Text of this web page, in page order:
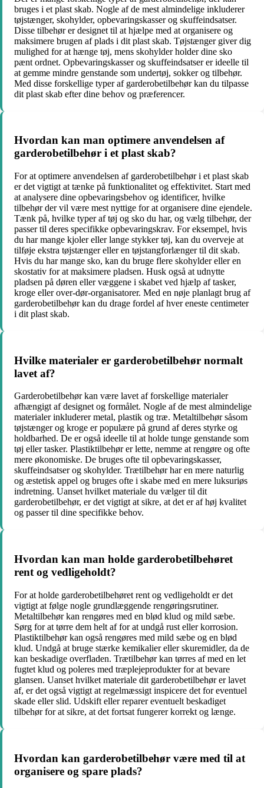
bruges i et plast skab. Nogle af de mest almindelige inkluderer
tøjstænger, skohylder, opbevaringskasser og skuffeindsatser.
Disse tilbehør er designet til at hjælpe med at organisere og
maksimere brugen af plads i dit plast skab. Tøjstænger giver dig
mulighed for at hænge tøj, mens skohylder holder dine sko
pænt ordnet. Opbevaringskasser og skuffeindsatser er ideelle til
at gemme mindre genstande som undertøj, sokker og tilbehør.
Med disse forskellige typer af garderobetilbehør kan du tilpasse
dit plast skab efter dine behov og præferencer.
Hvordan kan man optimere anvendelsen af
garderobetilbehør i et plast skab?
For at optimere anvendelsen af garderobetilbehør i et plast skab
er det vigtigt at tænke på funktionalitet og effektivitet. Start med
at analysere dine opbevaringsbehov og identificer, hvilke
tilbehør der vil være mest nyttige for at organisere dine ejendele.
Tænk på, hvilke typer af tøj og sko du har, og vælg tilbehør, der
passer til deres specifikke opbevaringskrav. For eksempel, hvis
du har mange kjoler eller lange stykker tøj, kan du overveje at
tilføje ekstra tøjstænger eller en tøjstangforlænger til dit skab.
Hvis du har mange sko, kan du bruge flere skohylder eller en
skostativ for at maksimere pladsen. Husk også at udnytte
pladsen på døren eller væggene i skabet ved hjælp af tasker,
kroge eller over-dør-organisatorer. Med en nøje planlagt brug af
garderobetilbehør kan du drage fordel af hver eneste centimeter
i dit plast skab.
Hvilke materialer er garderobetilbehør normalt
lavet af?
Garderobetilbehør kan være lavet af forskellige materialer
afhængigt af designet og formålet. Nogle af de mest almindelige
materialer inkluderer metal, plastik og træ. Metaltilbehør såsom
tøjstænger og kroge er populære på grund af deres styrke og
holdbarhed. De er også ideelle til at holde tunge genstande som
tøj eller tasker. Plastiktilbehør er lette, nemme at rengøre og ofte
mere økonomiske. De bruges ofte til opbevaringskasser,
skuffeindsatser og skohylder. Trætilbehør har en mere naturlig
og æstetisk appel og bruges ofte i skabe med en mere luksuriøs
indretning. Uanset hvilket materiale du vælger til dit
garderobetilbehør, er det vigtigt at sikre, at det er af høj kvalitet
og passer til dine specifikke behov.
Hvordan kan man holde garderobetilbehøret
rent og vedligeholdt?
For at holde garderobetilbehøret rent og vedligeholdt er det
vigtigt at følge nogle grundlæggende rengøringsrutiner.
Metaltilbehør kan rengøres med en blød klud og mild sæbe.
Sørg for at tørre dem helt af for at undgå rust eller korrosion.
Plastiktilbehør kan også rengøres med mild sæbe og en blød
klud. Undgå at bruge stærke kemikalier eller skuremidler, da de
kan beskadige overfladen. Trætilbehør kan tørres af med en let
fugtet klud og poleres med træplejeprodukter for at bevare
glansen. Uanset hvilket materiale dit garderobetilbehør er lavet
af, er det også vigtigt at regelmæssigt inspicere det for eventuel
skade eller slid. Udskift eller reparer eventuelt beskadiget
tilbehør for at sikre, at det fortsat fungerer korrekt og længe.
Hvordan kan garderobetilbehør være med til at
organisere og spare plads?